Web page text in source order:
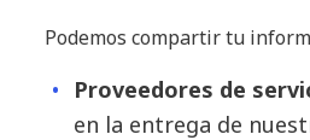
Podemos compartir tu
Proveedores de
en la entrega de